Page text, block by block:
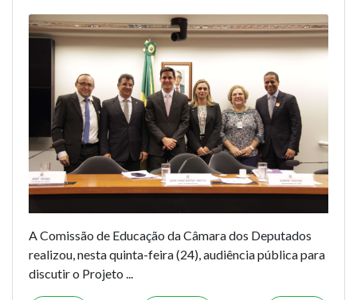
A Comissão de Educação da Câmara dos Deputados
realizou, nesta quinta-feira (24), audiência pública para
discutir o Projeto ...